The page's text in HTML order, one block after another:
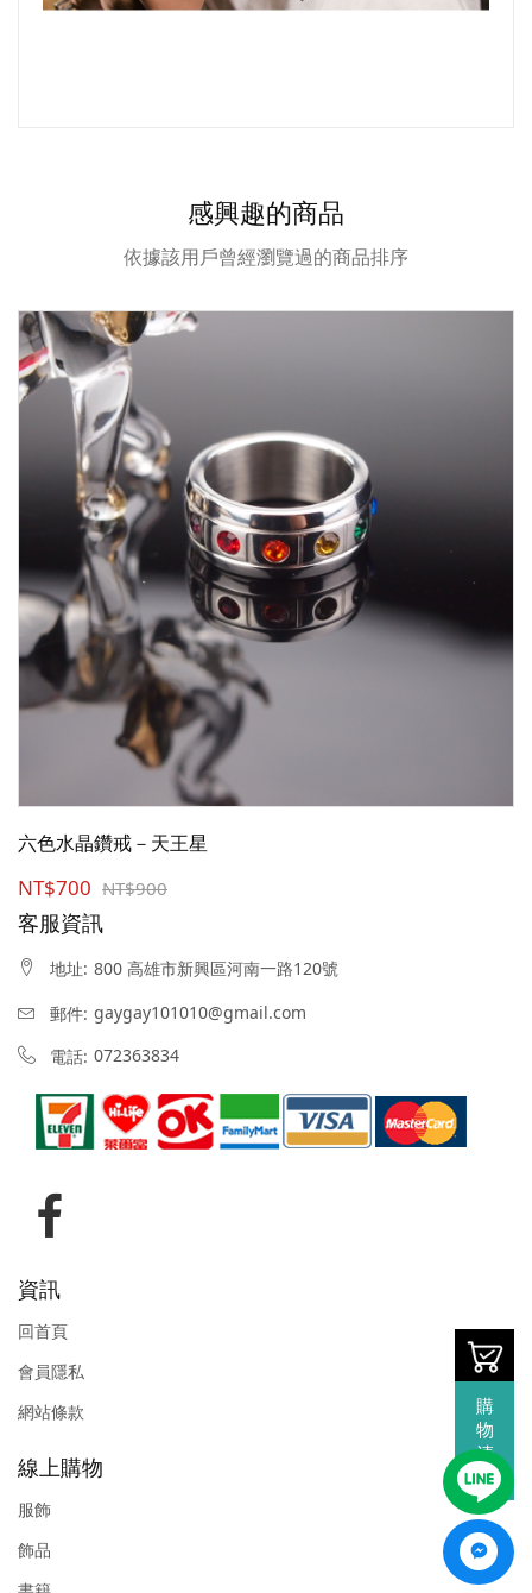
感興趣的商品
依據該用戶曾經瀏覽過的商品排序
六色水晶鑽戒－天王星
NT$700 NT$900
客服資訊
地址: 800 高雄市新興區河南一路120號
郵件: gaygay101010@gmail.com
電話: 072363834
資訊
回首頁
會員隱私
網站條款
線上購物
服飾
飾品
購
物
清
單